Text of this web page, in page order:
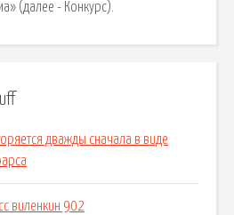
(далее - Конкурс).
дважды сначала в виде
виленкин 902